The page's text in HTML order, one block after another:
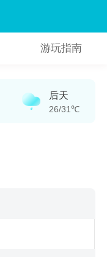
游玩指南
后天
26/31℃